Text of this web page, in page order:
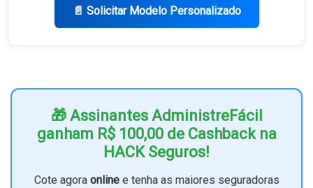
📄 Solicitar Modelo Personalizado
🎁 Assinantes AdministreFácil
ganham R$ 100,00 de Cashback na
HACK Seguros!
Cote agora onlinee tenha as maiores seguradoras